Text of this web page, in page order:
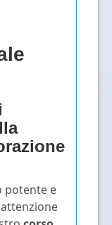
potente e